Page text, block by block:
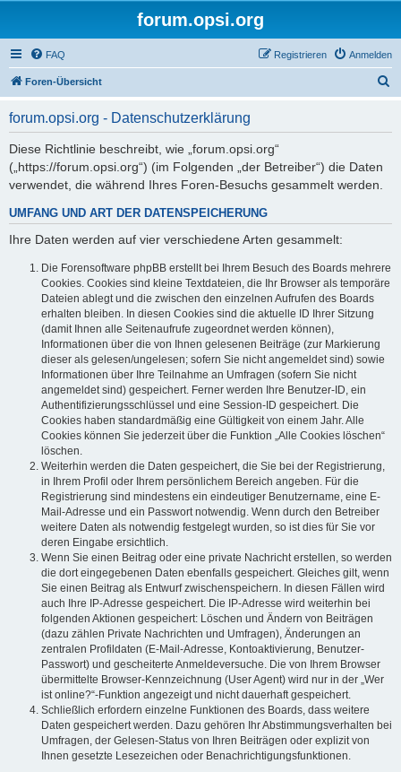
forum.opsi.org
FAQ Anmelden
Registrieren
Foren-Übersicht
forum.opsi.org - Datenschutzerklärung
Diese Richtlinie beschreibt, wie „forum.opsi.org“
(„https://forum.opsi.org“) (im Folgenden „der Betreiber“) die Daten
verwendet, die während Ihres Foren-Besuchs gesammelt werden.
UMFANG UND ART DER DATENSPEICHERUNG
Ihre Daten werden auf vier verschiedene Arten gesammelt:
Die Forensoftware phpBB erstellt bei Ihrem Besuch des Boards mehrere
Cookies. Cookies sind kleine Textdateien, die Ihr Browser als temporäre
Dateien ablegt und die zwischen den einzelnen Aufrufen des Boards
erhalten bleiben. In diesen Cookies sind die aktuelle ID Ihrer Sitzung
(damit Ihnen alle Seitenaufrufe zugeordnet werden können),
Informationen über die von Ihnen gelesenen Beiträge (zur Markierung
dieser als gelesen/ungelesen; sofern Sie nicht angemeldet sind) sowie
Informationen über Ihre Teilnahme an Umfragen (sofern Sie nicht
angemeldet sind) gespeichert. Ferner werden Ihre Benutzer-ID, ein
Authentifizierungsschlüssel und eine Session-ID gespeichert. Die
Cookies haben standardmäßig eine Gültigkeit von einem Jahr. Alle
Cookies können Sie jederzeit über die Funktion „Alle Cookies löschen“
löschen.
Weiterhin werden die Daten gespeichert, die Sie bei der Registrierung,
in Ihrem Profil oder Ihrem persönlichem Bereich angeben. Für die
Registrierung sind mindestens ein eindeutiger Benutzername, eine E-
Mail-Adresse und ein Passwort notwendig. Wenn durch den Betreiber
weitere Daten als notwendig festgelegt wurden, so ist dies für Sie vor
deren Eingabe ersichtlich.
Wenn Sie einen Beitrag oder eine private Nachricht erstellen, so werden
die dort eingegebenen Daten ebenfalls gespeichert. Gleiches gilt, wenn
Sie einen Beitrag als Entwurf zwischenspeichern. In diesen Fällen wird
auch Ihre IP-Adresse gespeichert. Die IP-Adresse wird weiterhin bei
folgenden Aktionen gespeichert: Löschen und Ändern von Beiträgen
(dazu zählen Private Nachrichten und Umfragen), Änderungen an
zentralen Profildaten (E-Mail-Adresse, Kontoaktivierung, Benutzer-
Passwort) und gescheiterte Anmeldeversuche. Die von Ihrem Browser
übermittelte Browser-Kennzeichnung (User Agent) wird nur in der „Wer
ist online?“-Funktion angezeigt und nicht dauerhaft gespeichert.
Schließlich erfordern einzelne Funktionen des Boards, dass weitere
Daten gespeichert werden. Dazu gehören Ihr Abstimmungsverhalten bei
Umfragen, der Gelesen-Status von Ihren Beiträgen oder explizit von
Ihnen gesetzte Lesezeichen oder Benachrichtigungsfunktionen.